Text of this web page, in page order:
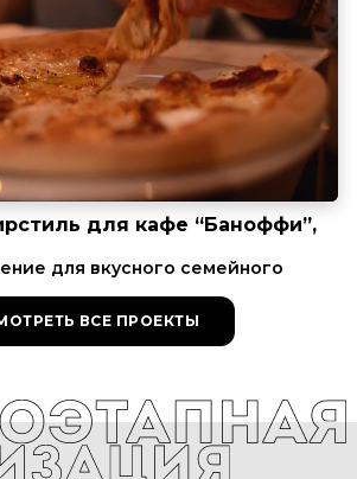
для кафе “Баноффи”,
для вкусного семейного
ВСЕ ПРОЕКТЫ